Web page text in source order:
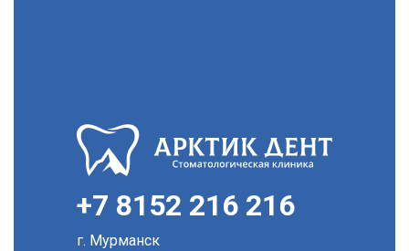
+7 8152 216 216
г. Мурманск